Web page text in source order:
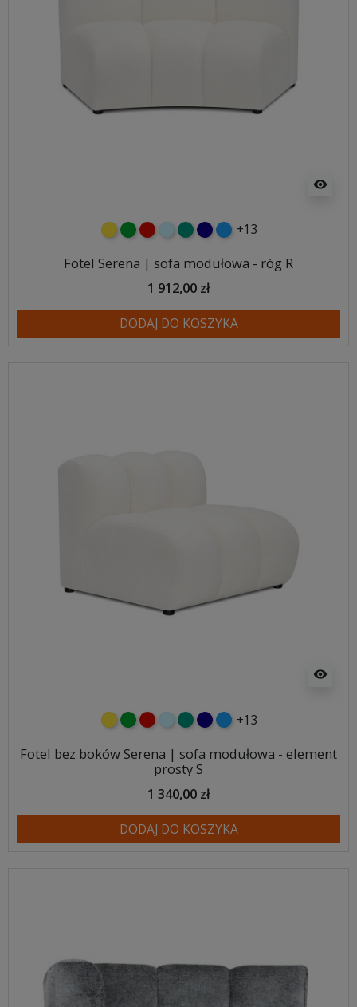
visibility
żółtyzielonyczerwony
błękitnyturkusowy
granatowy
niebieski
+13
Fotel Serena | sofa modułowa - róg R
1 912,00 zł
DODAJ DO KOSZYKA
visibility
żółtyzielonyczerwony
błękitnyturkusowy
granatowy
niebieski
+13
Fotel bez boków Serena | sofa modułowa - element
prosty S
1 340,00 zł
DODAJ DO KOSZYKA